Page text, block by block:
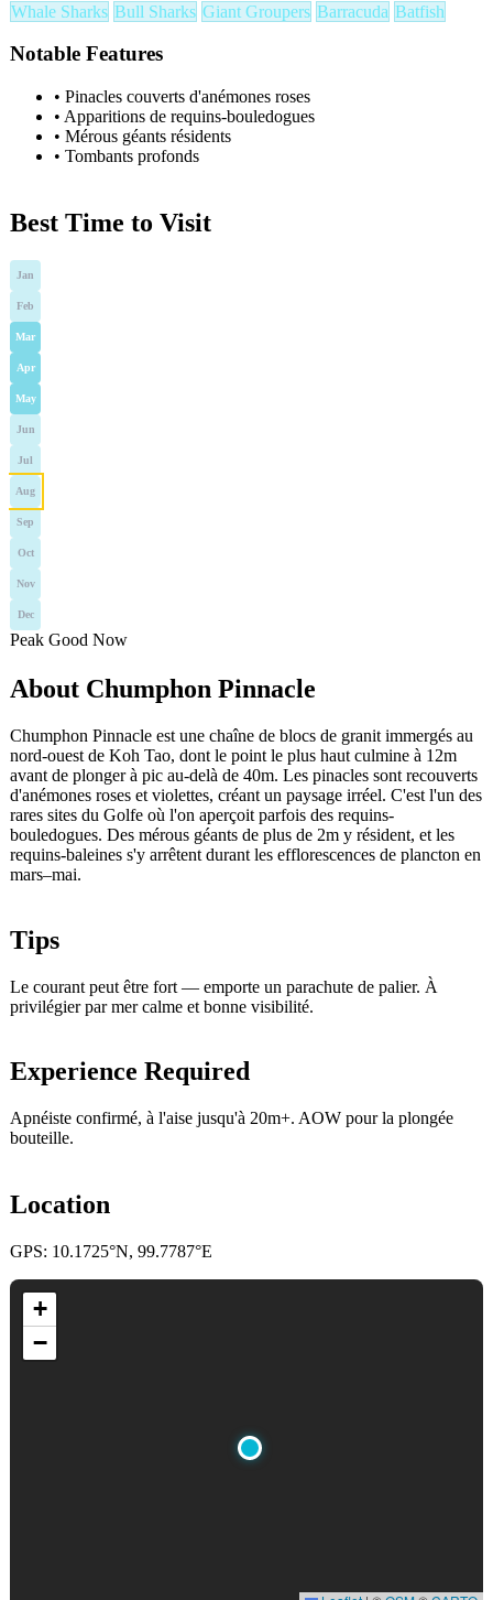
Whale Sharks Bull Sharks Giant Groupers Barracuda Batfish
Notable Features
• Pinacles couverts d'anémones roses
• Apparitions de requins-bouledogues
• Mérous géants résidents
• Tombants profonds
Best Time to Visit
Jan
Feb
Mar
Apr
May
Jun
Jul
Aug
Sep
Oct
Nov
Dec
Peak Good Now
About Chumphon Pinnacle
Chumphon Pinnacle est une chaîne de blocs de granit immergés au
nord-ouest de Koh Tao, dont le point le plus haut culmine à 12m
avant de plonger à pic au-delà de 40m. Les pinacles sont recouverts
d'anémones roses et violettes, créant un paysage irréel. C'est l'un des
rares sites du Golfe où l'on aperçoit parfois des requins-
bouledogues. Des mérous géants de plus de 2m y résident, et les
requins-baleines s'y arrêtent durant les efflorescences de plancton en
mars–mai.
Tips
Le courant peut être fort — emporte un parachute de palier. À
privilégier par mer calme et bonne visibilité.
Experience Required
Apnéiste confirmé, à l'aise jusqu'à 20m+. AOW pour la plongée
bouteille.
Location
GPS: 10.1725°N, 99.7787°E
+
−